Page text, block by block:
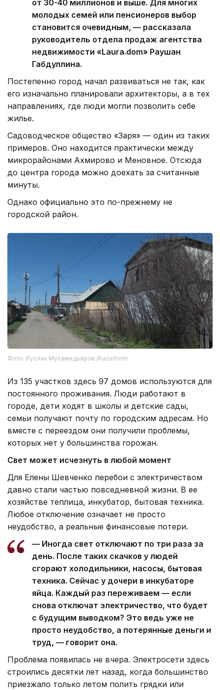
от 30-40 миллионов и выше. Для многих
молодых семей или пенсионеров выбор
становится очевидным, — рассказала
руководитель отдела продаж агентства
недвижимости «Laura.dom» Раушан
Габдуллина.
Постепенно город начал развиваться не так, как
его изначально планировали архитекторы, а в тех
направлениях, где люди могли позволить себе
жилье.
Садоводческое общество «Заря» — один из таких
примеров. Оно находится практически между
микрорайонами Ахмирово и Меновное. Отсюда
до центра города можно доехать за считанные
минуты.
Однако официально это по-прежнему не
городской район.
Фото: Руслан Мухамедьяров /Kazinform
Из 135 участков здесь 97 домов используются для
постоянного проживания. Люди работают в
городе, дети ходят в школы и детские сады,
семьи получают почту по городским адресам. Но
вместе с переездом они получили проблемы,
которых нет у большинства горожан.
Свет может исчезнуть в любой момент
Для Елены Шевченко перебои с электричеством
давно стали частью повседневной жизни. В ее
хозяйстве теплица, инкубатор, бытовая техника.
Любое отключение означает не просто
неудобство, а реальные финансовые потери.
— Иногда свет отключают по три раза за
день. После таких скачков у людей
сгорают холодильники, насосы, бытовая
техника. Сейчас у дочери в инкубаторе
яйца. Каждый раз переживаем — если
снова отключат электричество, что будет
с будущим выводком? Это ведь уже не
просто неудобство, а потерянные деньги и
труд, — говорит она.
Проблема появилась не вчера. Электросети здесь
строились десятки лет назад, когда большинство
приезжало только летом полить грядки или